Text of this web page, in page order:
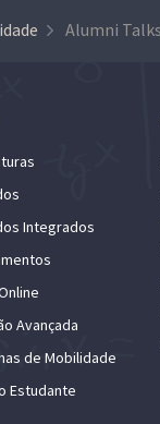
Integrados
Avançada
de Mobilidade
Estudante